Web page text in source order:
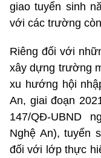
giao tuyển sinh
với các trường
Riêng đối với
xây dựng trường
xu hướng hội
An, giai đoạn
147/QĐ-UBND
Nghệ An), tuyển
đối với lớp thực